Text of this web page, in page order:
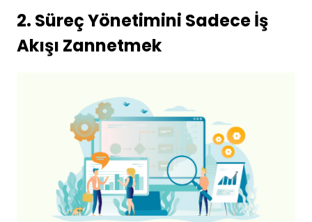
2. Süreç Yönetimini Sadece İş
Akışı Zannetmek